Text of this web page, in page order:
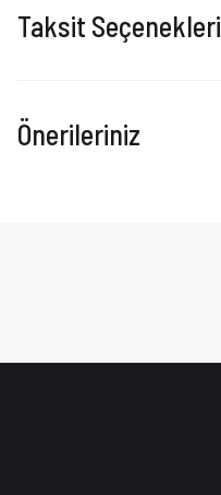
Taksit Seçenekleri
Önerileriniz